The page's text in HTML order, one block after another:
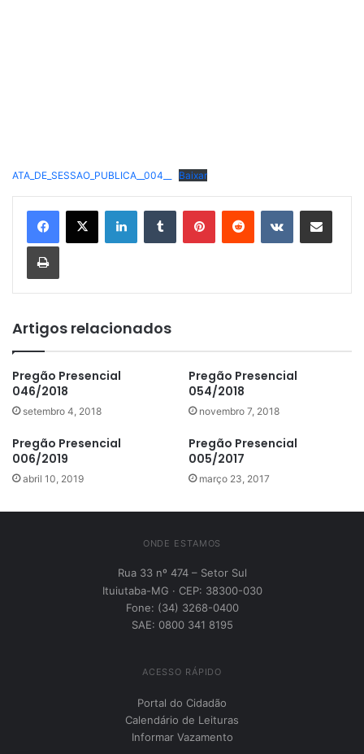
ATA_DE_SESSAO_PUBLICA__004__ Baixar
LinkedinTumblr PinterestReddit VK Compartilhar via e-mail
Imprimir
Artigos relacionados
Pregão Presencial
046/2018
setembro 4, 2018
Pregão Presencial
054/2018
novembro 7, 2018
Pregão Presencial
006/2019
abril 10, 2019
Pregão Presencial
005/2017
março 23, 2017
ONDE ESTAMOS
Rua 33 nº 474 – Setor Sul
Ituiutaba-MG · CEP: 38300-030
Fone: (34) 3268-0400
SAE: 0800 341 8195
ACESSO RÁPIDO
Portal do Cidadão
Calendário de Leituras
Informar Vazamento